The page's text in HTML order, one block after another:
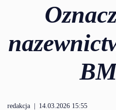
redakcja | 14.03.2026 15:55